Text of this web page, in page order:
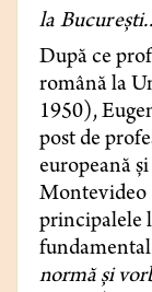
la
După ce
română la
1950),
post de
europeană
Montevideo
principalele
normă şi